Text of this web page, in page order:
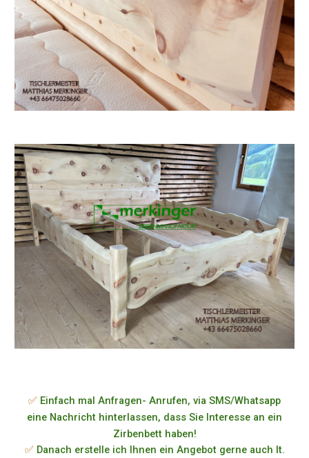
✅ Einfach mal Anfragen- Anrufen, via SMS/Whatsapp
eine Nachricht hinterlassen, dass Sie Interesse an ein
Zirbenbett haben!
✅ Danach erstelle ich Ihnen ein Angebot gerne auch lt.